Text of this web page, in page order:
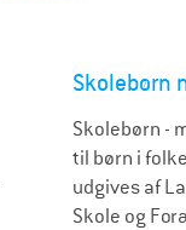
Skolebørn
Skolebørn -
til børn i
udgives af
Skole og